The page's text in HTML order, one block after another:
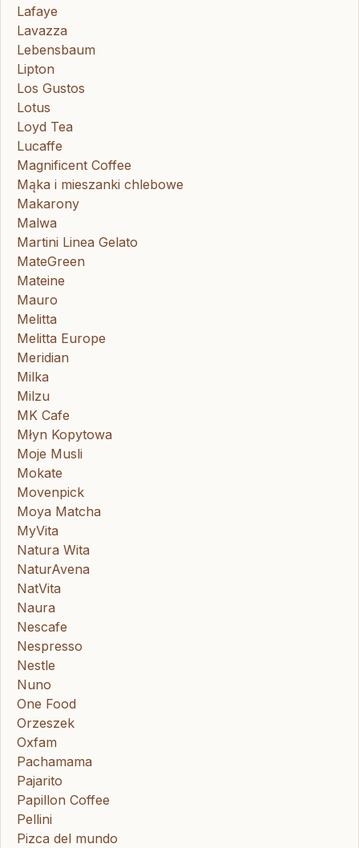
Lafaye
Lavazza
Lebensbaum
Lipton
Los Gustos
Lotus
Loyd Tea
Lucaffe
Magnificent Coffee
Mąka i mieszanki chlebowe
Makarony
Malwa
Martini Linea Gelato
MateGreen
Mateine
Mauro
Melitta
Melitta Europe
Meridian
Milka
Milzu
MK Cafe
Młyn Kopytowa
Moje Musli
Mokate
Movenpick
Moya Matcha
MyVita
Natura Wita
NaturAvena
NatVita
Naura
Nescafe
Nespresso
Nestle
Nuno
One Food
Orzeszek
Oxfam
Pachamama
Pajarito
Papillon Coffee
Pellini
Pizca del mundo